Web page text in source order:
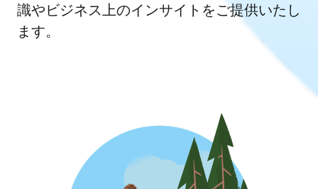
識やビジネス上のインサイトをご提供いたし
ます。